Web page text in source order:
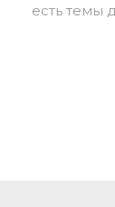
есть темы